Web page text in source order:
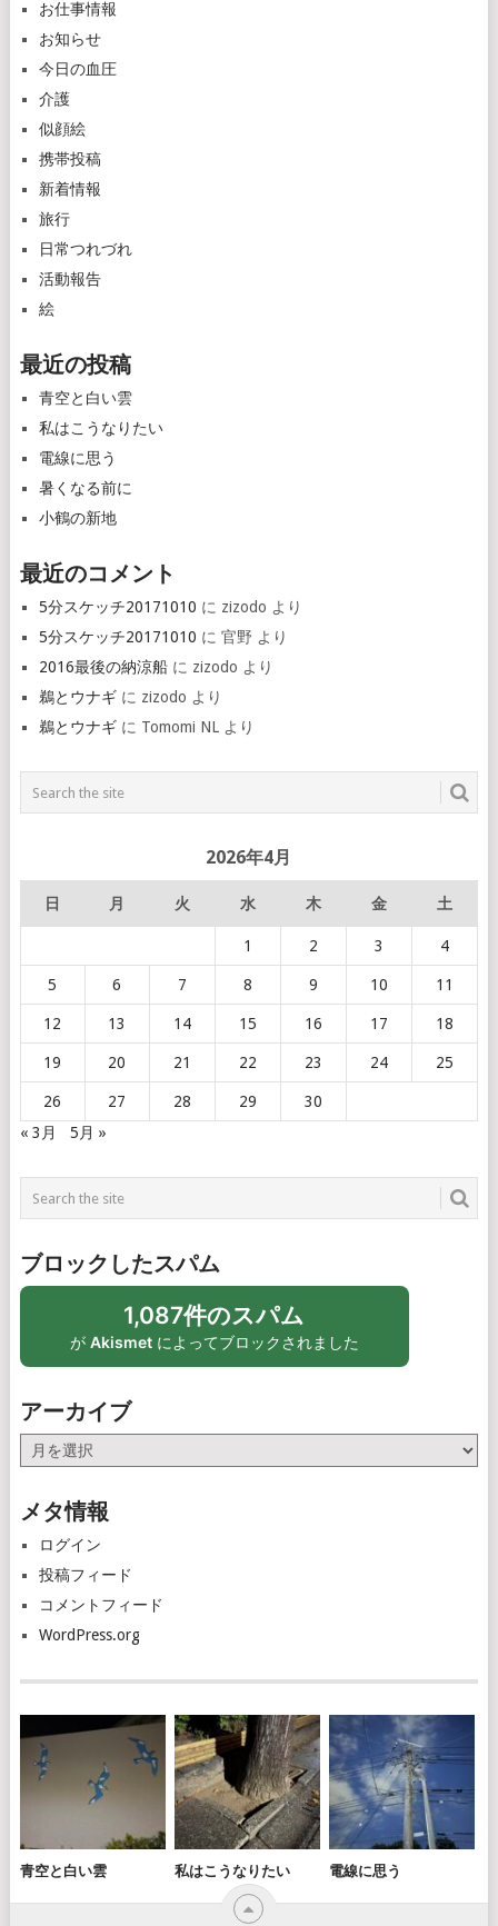
お仕事情報
お知らせ
今日の血圧
介護
似顔絵
携帯投稿
新着情報
旅行
日常つれづれ
活動報告
絵
最近の投稿
青空と白い雲
私はこうなりたい
電線に思う
暑くなる前に
小鶴の新地
最近のコメント
5分スケッチ20171010 に zizodo より
5分スケッチ20171010 に 官野 より
2016最後の納涼船に zizodo より
鵜とウナギに zizodo より
鵜とウナギに Tomomi NLより
2026年4月
日 月 火 水 木 金 土
1 2 3 4
5 6 7 8 9 10 11
12 13 14 15 16 17 18
19 20 21 22 23 24 25
26 27 28 29
30
« 3月
5月 »
ブロックしたスパム
1,087件のスパム
が Akismetによってブロックされました
アーカイブ
ー
イ
メタ情報
ログイン
投稿フィード
コメントフィード
WordPress.org
青空と白い雲 私はこうなりたい 電線に思う